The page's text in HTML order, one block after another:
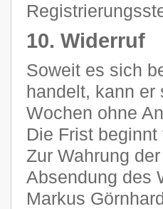
10. Widerruf
Soweit es sich
handelt, kann
Wochen ohne
Die Frist
Zur Wahrung
Absendung des
Markus